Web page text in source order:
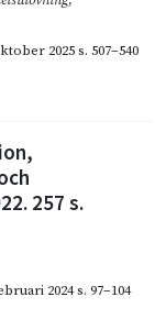
2025s. 507–540
257 s.
2024s. 97–104